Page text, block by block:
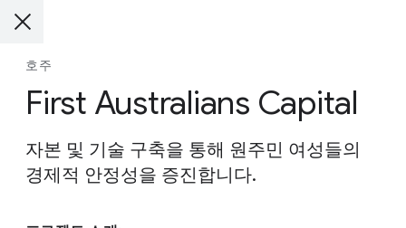
호주
First Australians Capital
자본 및 기술 구축을 통해 원주민 여성들의
경제적 안정성을 증진합니다.